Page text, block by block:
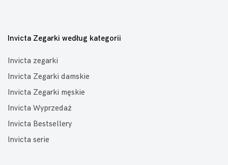
Invicta Zegarki według kategorii
Invicta zegarki
Invicta Zegarki damskie
Invicta Zegarki męskie
Invicta Wyprzedaż
Invicta Bestsellery
Invicta serie